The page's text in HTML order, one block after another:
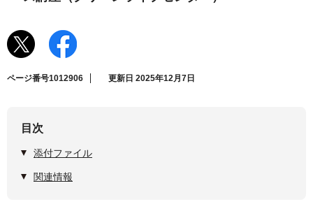
ページ番号1012906 更新日 2025年12月7日
目次
添付ファイル
関連情報